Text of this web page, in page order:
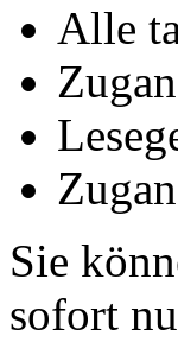
Alle
Sie
sofort